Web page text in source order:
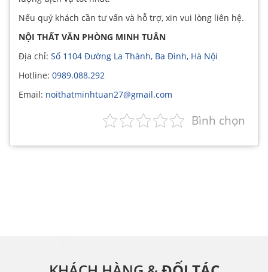
Nếu quý khách cần tư vấn và hỗ trợ, xin vui lòng liên hệ.
NỘI THẤT VĂN PHÒNG MINH TUÂN
Địa chỉ: Số 1104 Đường La Thành, Ba Đình, Hà Nội
Hotline: 0989.088.292
Email: noithatminhtuan27@gmail.com
Bình chọn